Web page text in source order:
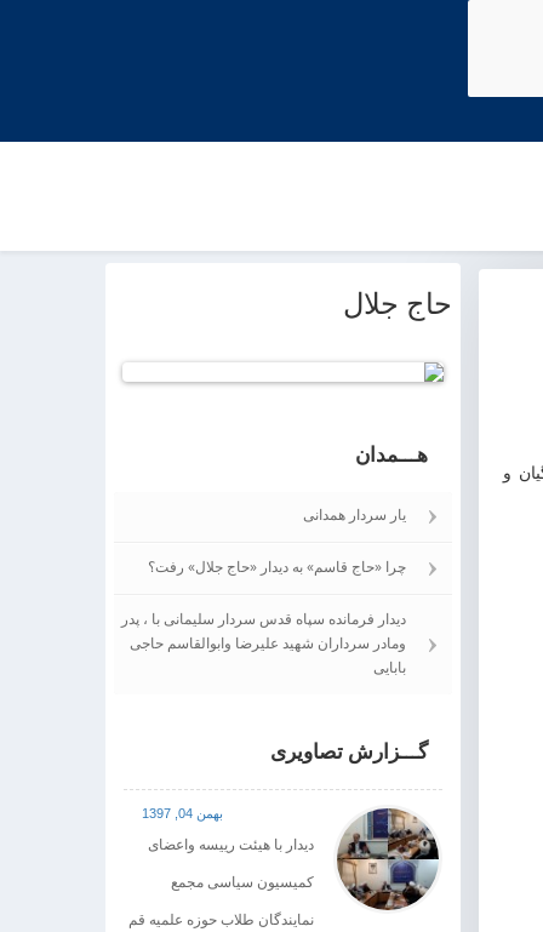
و
حاج جلال
هـــمدان
یار سردار همدانی
چرا «حاج قاسم» به دیدار «حاج جلال» رفت؟
دیدار فرمانده سپاه قدس سردار سلیمانی با ، پدر
ومادر سرداران شهید علیرضا وابوالقاسم حاجی
بابایی
گـــزارش تصاویری
بهمن 04, 1397
دیدار با هیئت رییسه واعضای
کمیسیون سیاسی مجمع
نمایندگان طلاب حوزه علمیه قم